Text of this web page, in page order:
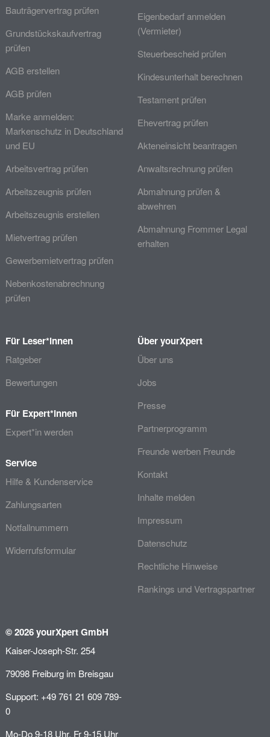
Bauträgervertrag prüfen
Grundstückskaufvertrag
prüfen
AGB erstellen
AGB prüfen
Marke anmelden:
Markenschutz in Deutschland
und EU
Arbeitsvertrag prüfen
Arbeitszeugnis prüfen
Arbeitszeugnis erstellen
Mietvertrag prüfen
Gewerbemietvertrag prüfen
Nebenkostenabrechnung
prüfen
Eigenbedarf anmelden
(Vermieter)
Steuerbescheid prüfen
Kindesunterhalt berechnen
Testament prüfen
Ehevertrag prüfen
Akteneinsicht beantragen
Anwaltsrechnung prüfen
Abmahnung prüfen &
abwehren
Abmahnung Frommer Legal
erhalten
Für Leser*innen
Ratgeber
Bewertungen
Für Expert*innen
Expert*in werden
Service
Hilfe & Kundenservice
Zahlungsarten
Notfallnummern
Widerrufsformular
Über yourXpert
Über uns
Jobs
Presse
Partnerprogramm
Freunde werben Freunde
Kontakt
Inhalte melden
Impressum
Datenschutz
Rechtliche Hinweise
Rankings und Vertragspartner
© 2026 yourXpert GmbH
Kaiser-Joseph-Str. 254
79098 Freiburg im Breisgau
Support: +49 761 21 609 789-
0
Mo-Do 9-18 Uhr, Fr 9-15 Uhr